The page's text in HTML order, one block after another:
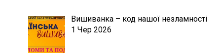
Вишиванка – код нашої незламності
1 Чер 2026